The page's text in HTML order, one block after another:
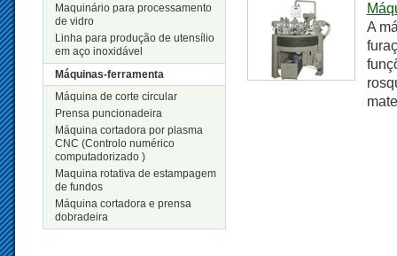
Maquinário para processamento
de vidro
Linha para produção de utensílio
em aço inoxidável
Máquinas-ferramenta
Máquina de corte circular
Prensa puncionadeira
Máquina cortadora por plasma
CNC (Controlo numérico
computadorizado )
Maquina rotativa de estampagem
de fundos
Máquina cortadora e prensa
dobradeira
A